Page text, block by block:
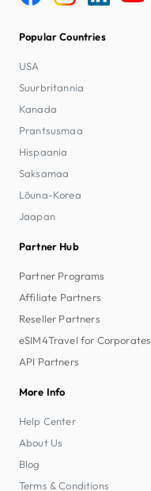
Popular Countries
USA
Suurbritannia
Kanada
Prantsusmaa
Hispaania
Saksamaa
Lõuna-Korea
Jaapan
Partner Hub
Partner Programs
Affiliate Partners
Reseller Partners
eSIM4Travel for Corporates
API Partners
More Info
Help Center
About Us
Blog
Terms & Conditions